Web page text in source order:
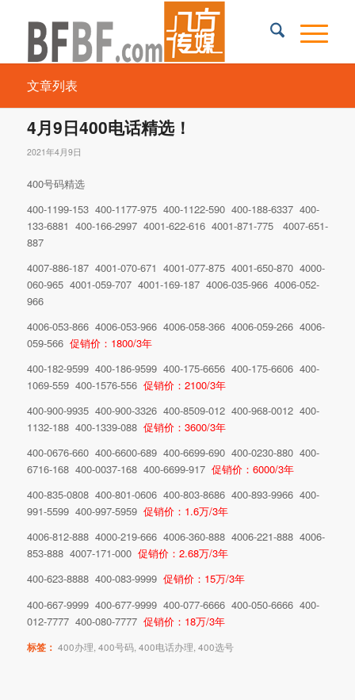
文章列表
4月9日400电话精选！
2021年4月9日
400号码精选
400-1199-153 400-1177-975 400-1122-590 400-188-6337 400-
133-6881 400-166-2997 4001-622-616 4001-871-775 4007-651-
887
4007-886-187 4001-070-671 4001-077-875 4001-650-870 4000-
060-965 4001-059-707 4001-169-187 4006-035-966 4006-052-
966
4006-053-866 4006-053-966 4006-058-366 4006-059-266 4006-
059-566 促销价：1800/3年
400-182-9599 400-186-9599 400-175-6656 400-175-6606 400-
1069-559 400-1576-556 促销价：2100/3年
400-900-9935 400-900-3326 400-8509-012 400-968-0012 400-
1132-188 400-1339-088 促销价：3600/3年
400-0676-660 400-6600-689 400-6699-690 400-0230-880 400-
6716-168 400-0037-168 400-6699-917 促销价：6000/3年
400-835-0808 400-801-0606 400-803-8686 400-893-9966 400-
991-5599 400-997-5959 促销价：1.6万/3年
4006-812-888 4000-219-666 4006-360-888 4006-221-888 4006-
853-888 4007-171-000 促销价：2.68万/3年
400-623-8888 400-083-9999 促销价：15万/3年
400-667-9999 400-677-9999 400-077-6666 400-050-6666 400-
012-7777 400-080-7777 促销价：18万/3年
标签： 400办理 400号码, 400电话办理 400选号